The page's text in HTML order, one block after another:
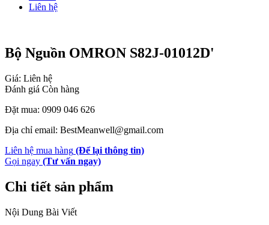
Liên hệ
Bộ Nguồn OMRON S82J-01012D'
Giá: Liên hệ
Đánh giá Còn hàng
Đặt mua: 0909 046 626
Địa chỉ email: BestMeanwell@gmail.com
Liên hệ mua hàng (Để lại thông tin)
Gọi ngay (Tư vấn ngay)
Chi tiết sản phẩm
Nội Dung Bài Viết